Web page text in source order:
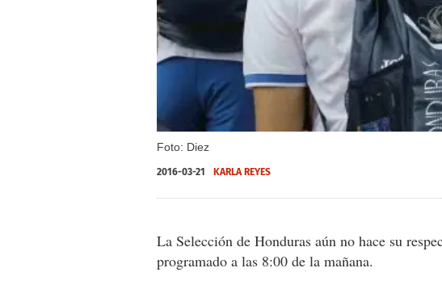
Foto: Diez
2016-03-21 KARLA REYES
La Selección de Honduras aún no hace su
programado a las 8:00 de la mañana.